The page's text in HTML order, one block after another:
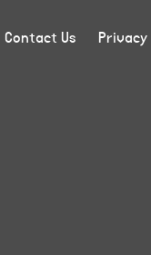
Contact Us